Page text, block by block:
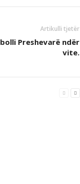
Artikulli tjetër
Preshevarë ndër
vite.